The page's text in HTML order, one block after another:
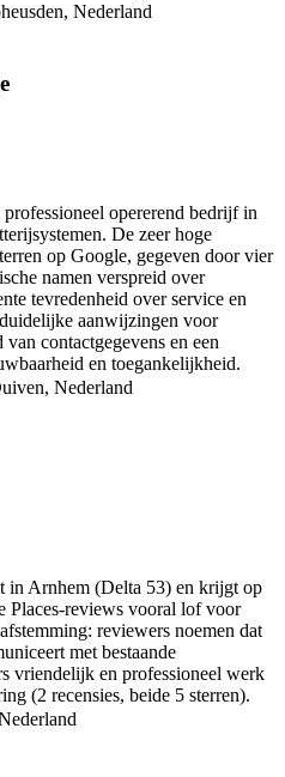
Nederland
opererend bedrijf in
De zeer hoge
op Google, gegeven door vier
namen verspreid over
tevredenheid over service en
aanwijzingen voor
contactgegevens en een
en toegankelijkheid.
Nederland
Arnhem (Delta 53) en krijgt op
Places-reviews vooral lof voor
reviewers noemen dat
met bestaande
vriendelijk en professioneel werk
(2 recensies, beide 5 sterren).